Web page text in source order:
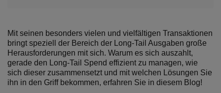
Mit seinen besonders vielen und vielfältigen Transaktionen
bringt speziell der Bereich der Long-Tail Ausgaben große
Herausforderungen mit sich. Warum es sich auszahlt,
gerade den Long-Tail Spend effizient zu managen, wie
sich dieser zusammensetzt und mit welchen Lösungen Sie
ihn in den Griff bekommen, erfahren Sie in diesem Blog!